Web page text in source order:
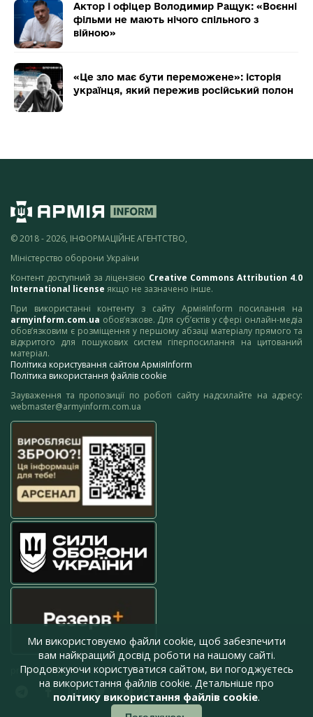
Актор і офіцер Володимир Ращук: «Воєнні
фільми не мають нічого спільного з
війною»
«Це зло має бути переможене»: історія
українця, який пережив російський полон
© 2018 - 2026, ІНФОРМАЦІЙНЕ АГЕНТСТВО,
Міністерство оборони України
Контент доступний за ліцензією Creative Commons Attribution 4.0
International license якщо не зазначено інше.
При використанні контенту з сайту АрміяInform посилання на
armyinform.com.ua обов’язкове. Для суб’єктів у сфері онлайн-медіа
обов’язковим є розміщення у першому абзаці матеріалу прямого та
відкритого для пошукових систем гіперпосилання на цитований
матеріал.
Політика користування сайтом АрміяInform
Політика використання файлів cookie
Зауваження та пропозиції по роботі сайту надсилайте на адресу:
webmaster@armyinform.com.ua
press@armyinform.com.ua
Ми використовуємо файли cookie, щоб забезпечити
вам найкращий досвід роботи на нашому сайті.
Продовжуючи користуватися сайтом, ви погоджуєтесь
на використання файлів cookie. Детальніше про
політику використання файлів cookie.